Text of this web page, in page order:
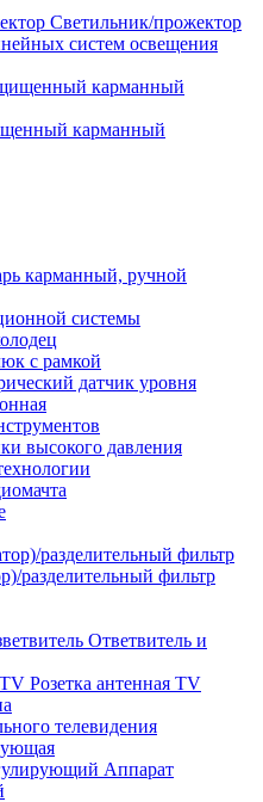
Светильник/прожектор
систем освещения
карманный
карманный, ручной
системы
с рамкой
датчик уровня
высокого давления
разделительный фильтр
Ответвитель и
Розетка антенная TV
телевидения
Аппарат